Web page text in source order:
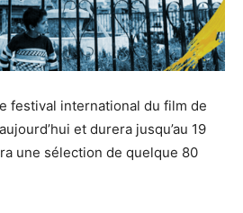
festival international du film de
et durera jusqu’au 19
une sélection de quelque 80